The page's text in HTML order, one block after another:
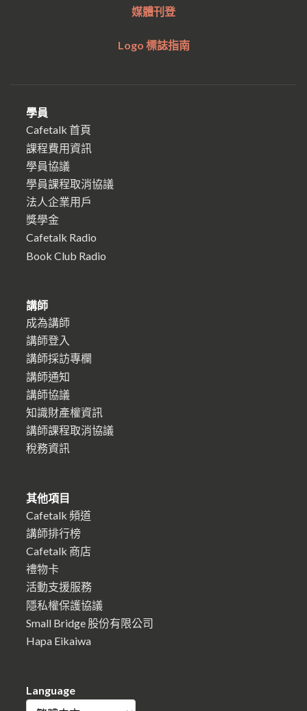
媒體刊登
Logo 標誌指南
學員
Cafetalk 首頁
課程費用資訊
學員協議
學員課程取消協議
法人企業用戶
獎學金
Cafetalk Radio
Book Club Radio
講師
成為講師
講師登入
講師採訪專欄
講師通知
講師協議
知識財產權資訊
講師課程取消協議
稅務資訊
其他項目
Cafetalk 頻道
講師排行榜
Cafetalk 商店
禮物卡
活動支援服務
隱私權保護協議
Small Bridge 股份有限公司
Hapa Eikaiwa
Language